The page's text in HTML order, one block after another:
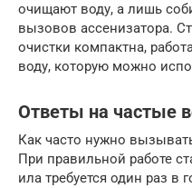
очищают воду, а лишь
вызовов ассенизатора.
очистки компактна,
воду, которую можно
Ответы на частые
Как часто нужно
При правильной работе
ила требуется один раз в